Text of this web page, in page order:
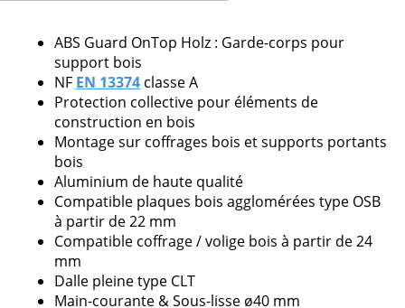
demandes issues de professionnels.
Veuillez
laisser
champ
vide.
ABS Guard OnTop Holz : Garde-corps pour
support bois
NF EN 13374 classe A
Protection collective pour éléments de
construction en bois
Montage sur coffrages bois et supports portants
bois
Aluminium de haute qualité
Compatible plaques bois agglomérées type OSB
à partir de 22 mm
Compatible coffrage / volige bois à partir de 24
mm
Dalle pleine type CLT
Main-courante & Sous-lisse ø40 mm